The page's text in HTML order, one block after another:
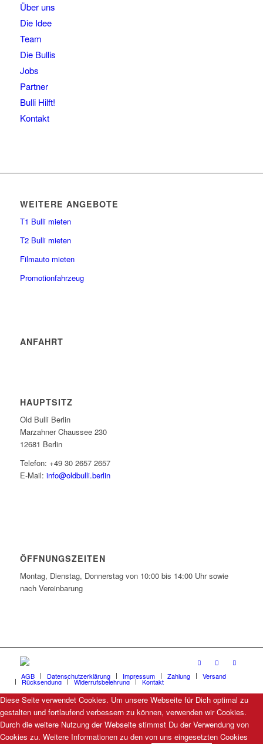
Über uns
Die Idee
Team
Die Bullis
Jobs
Partner
Bulli Hilft!
Kontakt
WEITERE ANGEBOTE
T1 Bulli mieten
T2 Bulli mieten
Filmauto mieten
Promotionfahrzeug
ANFAHRT
HAUPTSITZ
Old Bulli Berlin
Marzahner Chaussee 230
12681 Berlin
Telefon: +49 30 2657 2657
E-Mail: info@oldbulli.berlin
ÖFFNUNGSZEITEN
Montag, Dienstag, Donnerstag von 10:00 bis 14:00 Uhr sowie
nach Vereinbarung
AGB Datenschutzerklärung Impressum Zahlung Versand
Rücksendung Widerrufsbelehrung Kontakt
Diese Seite verwendet Cookies. Um unsere Webseite für Dich optimal zu
gestalten und fortlaufend verbessern zu können, verwenden wir Cookies.
Durch die weitere Nutzung der Webseite stimmst Du der Verwendung von
Cookies zu. Weitere Informationen zu den von uns eingesetzten Cookies